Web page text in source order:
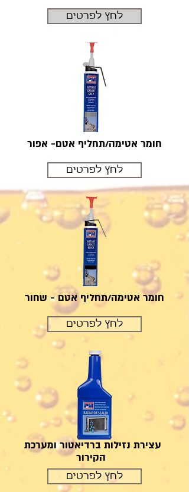
לחץ לפרטים
חומר אטימה/תחליף אטם- אפור
לחץ לפרטים
חומר אטימה/תחליף אטם - שחור
לחץ לפרטים
הקירור
לחץ לפרטים